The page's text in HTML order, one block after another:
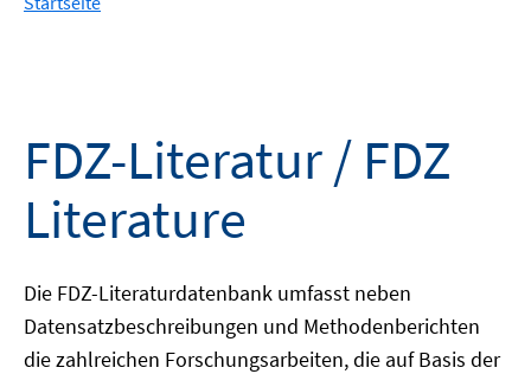
FDZ-Literatur / FDZ
Literature
Die FDZ-Literaturdatenbank umfasst neben
Datensatzbeschreibungen und Methodenberichten
die zahlreichen Forschungsarbeiten, die auf Basis der